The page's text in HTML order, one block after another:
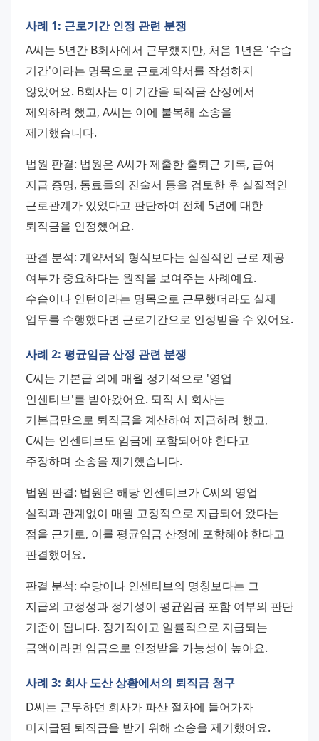
사례 1: 근로기간 인정 관련 분쟁
A씨는 5년간 B회사에서 근무했지만, 처음 1년은 '수습
기간'이라는 명목으로 근로계약서를 작성하지
않았어요. B회사는 이 기간을 퇴직금 산정에서
제외하려 했고, A씨는 이에 불복해 소송을
제기했습니다.
법원 판결: 법원은 A씨가 제출한 출퇴근 기록, 급여
지급 증명, 동료들의 진술서 등을 검토한 후 실질적인
근로관계가 있었다고 판단하여 전체 5년에 대한
퇴직금을 인정했어요.
판결 분석: 계약서의 형식보다는 실질적인 근로 제공
여부가 중요하다는 원칙을 보여주는 사례예요.
수습이나 인턴이라는 명목으로 근무했더라도 실제
업무를 수행했다면 근로기간으로 인정받을 수 있어요.
사례 2: 평균임금 산정 관련 분쟁
C씨는 기본급 외에 매월 정기적으로 '영업
인센티브'를 받아왔어요. 퇴직 시 회사는
기본급만으로 퇴직금을 계산하여 지급하려 했고,
C씨는 인센티브도 임금에 포함되어야 한다고
주장하며 소송을 제기했습니다.
법원 판결: 법원은 해당 인센티브가 C씨의 영업
실적과 관계없이 매월 고정적으로 지급되어 왔다는
점을 근거로, 이를 평균임금 산정에 포함해야 한다고
판결했어요.
판결 분석: 수당이나 인센티브의 명칭보다는 그
지급의 고정성과 정기성이 평균임금 포함 여부의 판단
기준이 됩니다. 정기적이고 일률적으로 지급되는
금액이라면 임금으로 인정받을 가능성이 높아요.
사례 3: 회사 도산 상황에서의 퇴직금 청구
D씨는 근무하던 회사가 파산 절차에 들어가자
미지급된 퇴직금을 받기 위해 소송을 제기했어요.